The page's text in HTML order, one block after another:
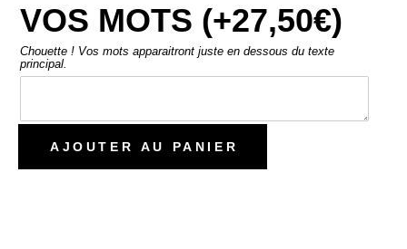
VOS MOTS (+27,50€)
Chouette ! Vos mots apparaitront juste en dessous du texte
principal.
AJOUTER AU PANIER